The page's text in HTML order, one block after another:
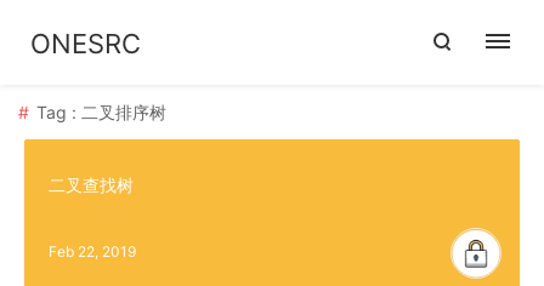
ONESRC
Tag : 二叉排序树
二叉查找树
Feb 22, 2019